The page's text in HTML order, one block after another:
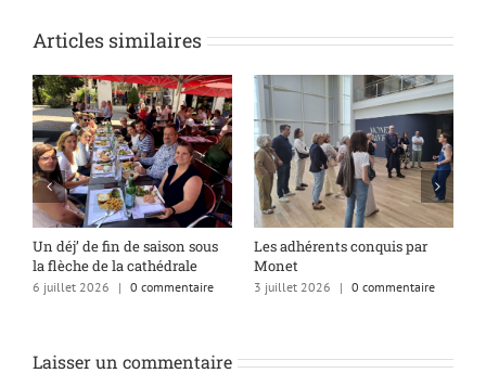
Articles similaires
Un déj’ de fin de saison sous
la flèche de la cathédrale
6 juillet 2026 | 0 commentaire
Les adhérents conquis par
Monet
3 juillet 2026 | 0 commentaire
Laisser un commentaire